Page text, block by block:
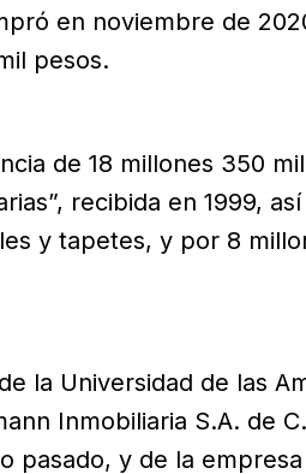
en noviembre de
pesos.
de 18 millones 350
recibida en 1999,
y tapetes, y por 8
la Universidad de las
Inmobiliaria S.A. de
pasado, y de la